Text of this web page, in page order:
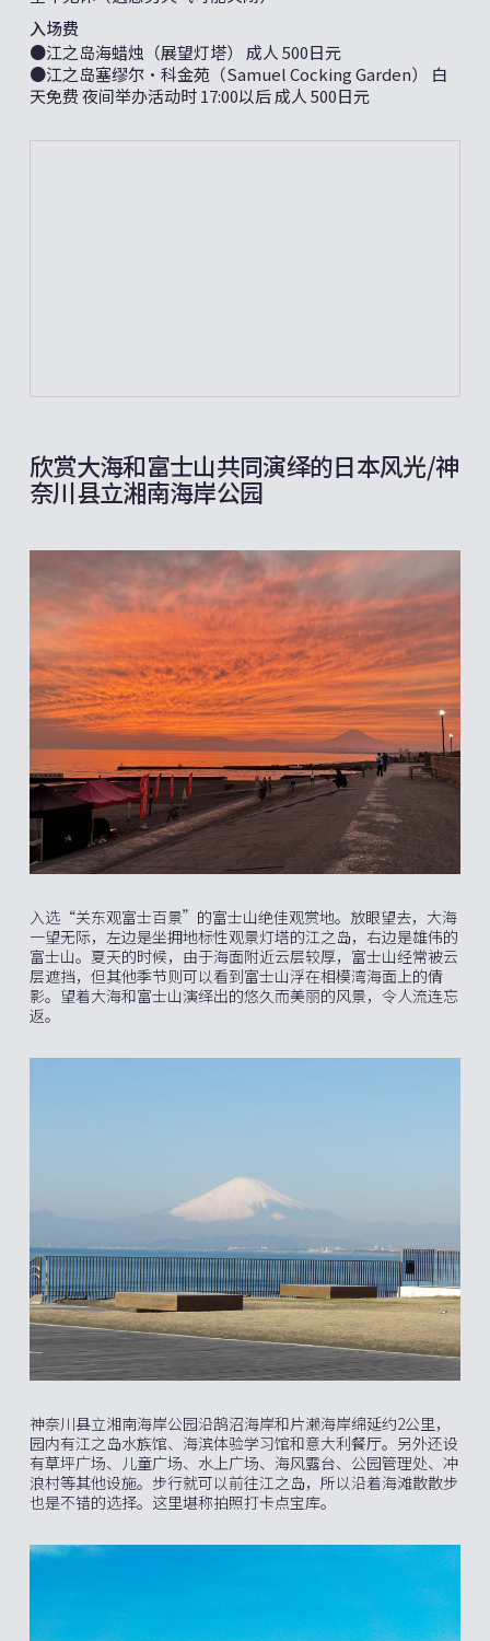
入场费
●江之岛海蜡烛（展望灯塔） 成人 500日元
●江之岛塞缪尔•科金苑（Samuel Cocking Garden） 白
天免费 夜间举办活动时 17:00以后 成人 500日元
欣赏大海和富士山共同演绎的日本风光/神
奈川县立湘南海岸公园
入选“关东观富士百景”的富士山绝佳观赏地。放眼望去，大海
一望无际，左边是坐拥地标性观景灯塔的江之岛，右边是雄伟的
富士山。夏天的时候，由于海面附近云层较厚，富士山经常被云
层遮挡，但其他季节则可以看到富士山浮在相模湾海面上的倩
影。望着大海和富士山演绎出的悠久而美丽的风景，令人流连忘
返。
神奈川县立湘南海岸公园沿鹄沼海岸和片濑海岸绵延约2公里，
园内有江之岛水族馆、海滨体验学习馆和意大利餐厅。另外还设
有草坪广场、儿童广场、水上广场、海风露台、公园管理处、冲
浪村等其他设施。步行就可以前往江之岛，所以沿着海滩散散步
也是不错的选择。这里堪称拍照打卡点宝库。